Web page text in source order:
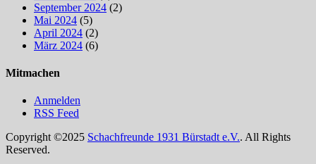
September 2024 (2)
Mai 2024 (5)
April 2024 (2)
März 2024 (6)
Mitmachen
Anmelden
RSS Feed
Copyright ©2025 Schachfreunde 1931 Bürstadt e.V.. All Rights
Reserved.